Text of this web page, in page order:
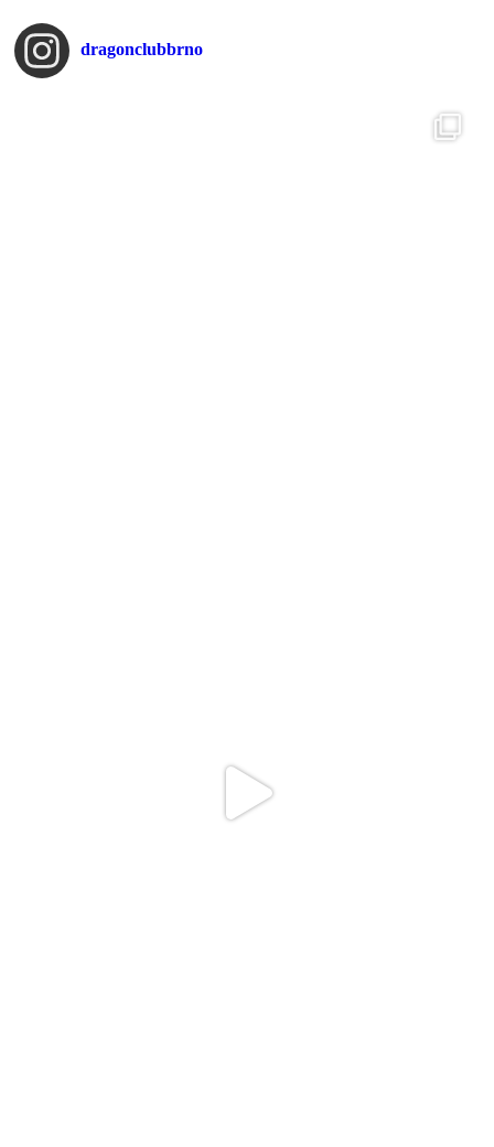
dragonclubbrno